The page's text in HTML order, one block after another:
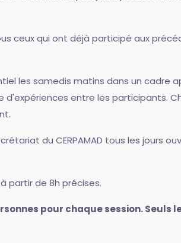
ceux qui ont déjà participé aux
les samedis matins dans un cadre
entre les participants.
du CERPAMAD tous les jours
partir de 8h précises.
pour chaque session. Seuls